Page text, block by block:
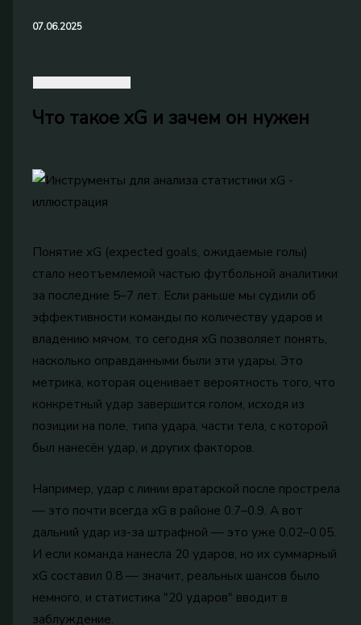
07.06.2025
Что такое xG и зачем он нужен
Понятие xG (expected goals, ожидаемые голы)
стало неотъемлемой частью футбольной аналитики
за последние 5–7 лет. Если раньше мы судили об
эффективности команды по количеству ударов и
владению мячом, то сегодня xG позволяет понять,
насколько оправданными были эти удары. Это
метрика, которая оценивает вероятность того, что
конкретный удар завершится голом, исходя из
позиции на поле, типа удара, части тела, с которой
был нанесён удар, и других факторов.
Например, удар с линии вратарской после прострела
— это почти всегда xG в районе 0.7–0.9. А вот
дальний удар из-за штрафной — это уже 0.02–0.05.
И если команда нанесла 20 ударов, но их суммарный
xG составил 0.8 — значит, реальных шансов было
немного, и статистика "20 ударов" вводит в
заблуждение.